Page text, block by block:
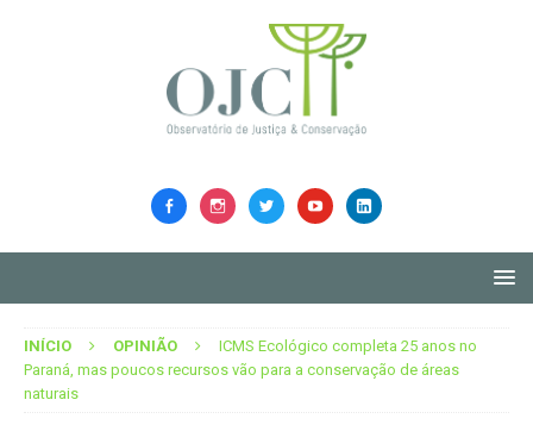
INÍCIO OPINIÃO
ICMS Ecológico completa 25 anos no
Paraná, mas poucos recursos vão para a conservação de áreas
naturais